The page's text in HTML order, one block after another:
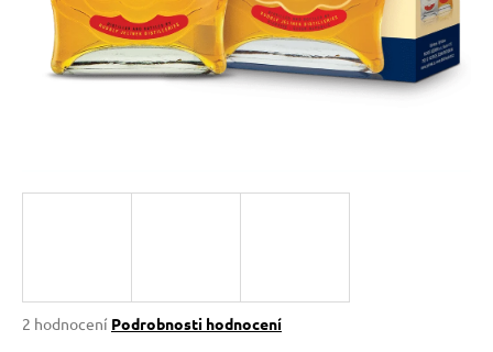
Průměrné
2 hodnocení Podrobnosti hodnocení